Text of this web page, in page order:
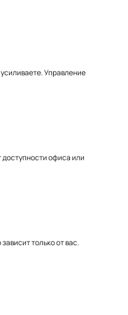
Управление
доступности офиса или
только от вас.